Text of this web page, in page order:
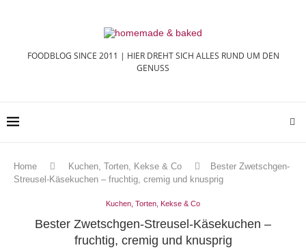
FOODBLOG SINCE 2011 | HIER DREHT SICH ALLES RUND UM DEN
GENUSS
Home Kuchen, Torten, Kekse & Co
Bester Zwetschgen-
Streusel-Käsekuchen – fruchtig, cremig und knusprig
Kuchen, Torten, Kekse & Co
Bester Zwetschgen-Streusel-Käsekuchen –
fruchtig, cremig und knusprig